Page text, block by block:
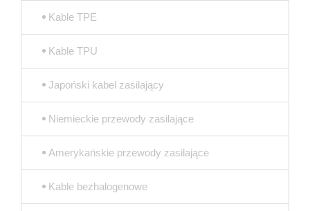
Kable TPE
Kable TPU
Japoński kabel zasilający
Niemieckie przewody zasilające
Amerykańskie przewody zasilające
Kable bezhalogenowe